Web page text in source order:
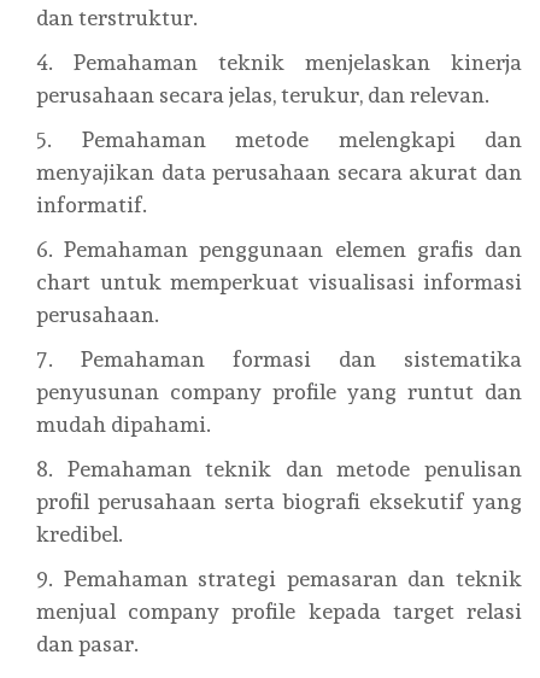
dan terstruktur.
Pemahaman teknik menjelaskan kinerja
perusahaan secara jelas, terukur, dan relevan.
Pemahaman metode melengkapi dan
menyajikan data perusahaan secara akurat dan
informatif.
Pemahaman penggunaan elemen grafis dan
chart untuk memperkuat visualisasi informasi
perusahaan.
Pemahaman formasi dan sistematika
penyusunan company profile yang runtut dan
mudah dipahami.
Pemahaman teknik dan metode penulisan
profil perusahaan serta biografi eksekutif yang
kredibel.
Pemahaman strategi pemasaran dan teknik
menjual company profile kepada target relasi
dan pasar.